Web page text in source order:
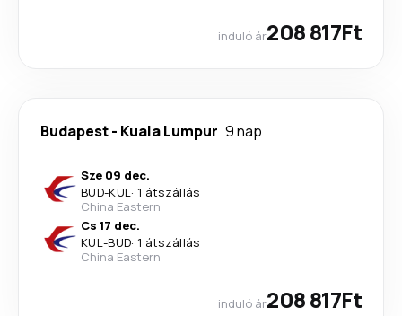
induló ár208 817Ft
Budapest- Kuala Lumpur 9 nap
Sze 09 dec.
BUD-KUL· 1 átszállás
China Eastern
Cs 17 dec.
KUL-BUD· 1 átszállás
China Eastern
induló ár208 817Ft